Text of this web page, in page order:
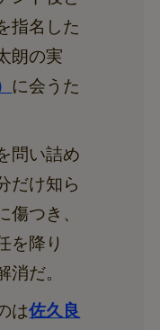
指名した
朗の実
に会うた
問い詰め
だけ知ら
傷つき、
を降り
消だ。
は佐久良